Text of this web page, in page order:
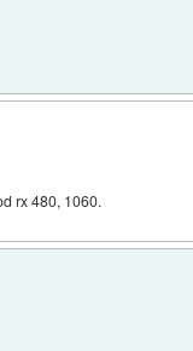
rx 480, 1060.